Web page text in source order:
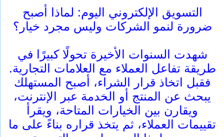
التسويق الإلكتروني اليوم: لماذا أصبح
ضرورة لنمو الشركات وليس مجرد خيار؟
شهدت السنوات الأخيرة تحولًا كبيرًا في
طريقة تفاعل العملاء مع العلامات التجارية.
فقبل اتخاذ قرار الشراء، أصبح المستهلك
يبحث عن المنتج أو الخدمة عبر الإنترنت،
ويقارن بين الخيارات المتاحة، ويقرأ
تقييمات العملاء، ثم يتخذ قراره بناءً على ما